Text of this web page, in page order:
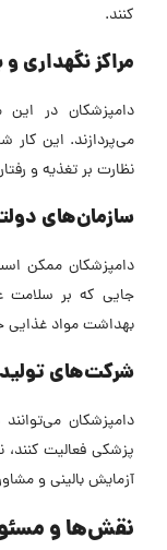
کنند.
مراکز نگهداری
دامپزشکان در این
می‌پردازند. این کار
نظارت بر تغذیه و
سازمان‌های
دامپزشکان ممکن
جایی که بر سلامت
بهداشت مواد غذایی
شرکت‌های
دامپزشکان
پزشکی فعالیت
آزمایش بالینی و
نقش‌ها و